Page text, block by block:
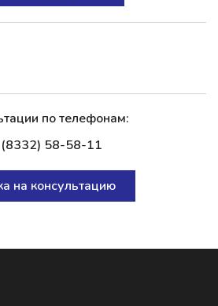
по телефонам:
58-58-11
на консультацию